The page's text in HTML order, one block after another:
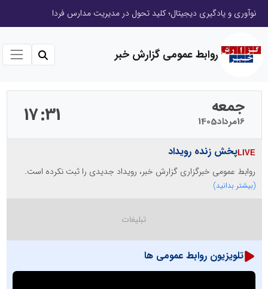
روابط عمومی گزارش خبر
جمعه
16مرداد1405
17 31
پخش زنده رویداد
روابط عمومی خبرگزاری گزارش خبر، رویداد جدیدی را ثبت نکرده است.
(بیشتر بدانید)
تلویزیون روابط عمومی ها